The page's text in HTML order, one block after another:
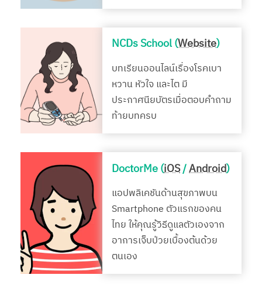
NCDs School (Website)
บทเรียนออนไลน์เรื่องโรคเบา
หวาน หัวใจ และไต มี
ประกาศนียบัตรเมื่อตอบคำถาม
ท้ายบทครบ
DoctorMe (iOS/Android)
แอปพลิเคชันด้านสุขภาพบน
Smartphone ตัวแรกของคน
ไทย ให้คุณรู้วิธีดูแลตัวเองจาก
อาการเจ็บป่วยเบื้องต้นด้วย
ตนเอง